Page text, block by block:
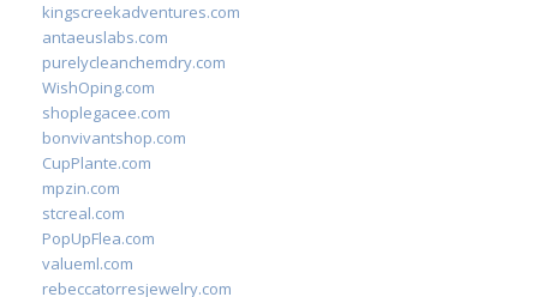
kingscreekadventures.com
antaeuslabs.com
purelycleanchemdry.com
WishOping.com
shoplegacee.com
bonvivantshop.com
CupPlante.com
mpzin.com
stcreal.com
PopUpFlea.com
valueml.com
rebeccatorresjewelry.com